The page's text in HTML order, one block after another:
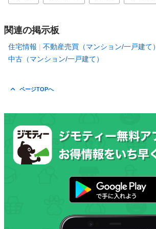
関連の掲示板
住宅情報
不動産売買（マンション/一戸建て）
中古（マンション/一戸建て）
ページTOPへ